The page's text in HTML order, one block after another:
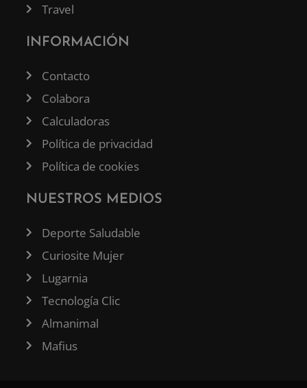
Travel
INFORMACIÓN
Contacto
Colabora
Calculadoras
Política de privacidad
Política de cookies
NUESTROS MEDIOS
Deporte Saludable
Curiosite Mujer
Lugarnia
Tecnología Clic
Almanimal
Mafius